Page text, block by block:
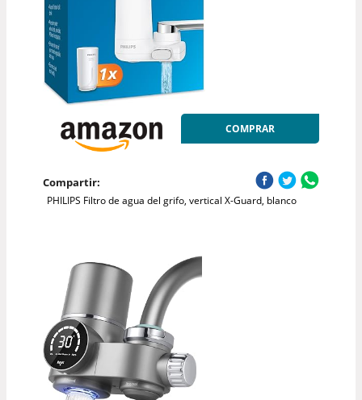
COMPRAR
Compartir:
PHILIPS Filtro de agua del grifo, vertical X-Guard, blanco